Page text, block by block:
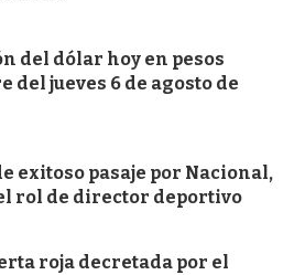
del dólar hoy en pesos
del jueves 6 de agosto de
exitoso pasaje por Nacional,
rol de director deportivo
roja decretada por el